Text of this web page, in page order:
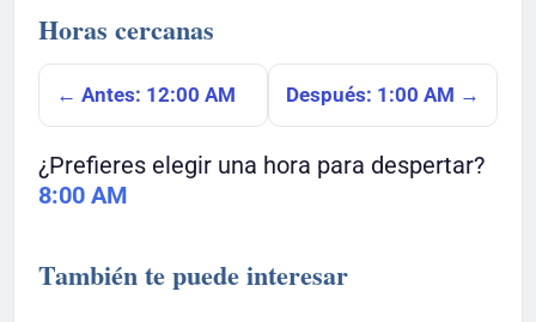
Horas cercanas
← Antes: 12:00 AM Después: 1:00 AM →
¿Prefieres elegir una hora para despertar?
8:00 AM
También te puede interesar